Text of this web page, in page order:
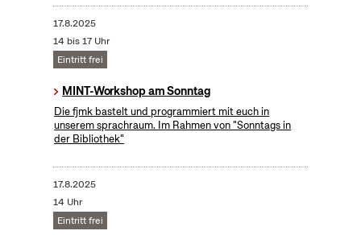
17.8.2025
14 bis 17 Uhr
Eintritt frei
MINT-Workshop am Sonntag
Die fjmk bastelt und programmiert mit euch in
unserem sprachraum. Im Rahmen von "Sonntags in
der Bibliothek"
17.8.2025
14 Uhr
Eintritt frei